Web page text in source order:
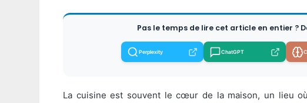
Pas le temps de lire cet article en entier ?
Perplexity ChatGPT
La cuisine est souvent le cœur de la maison, un lieu